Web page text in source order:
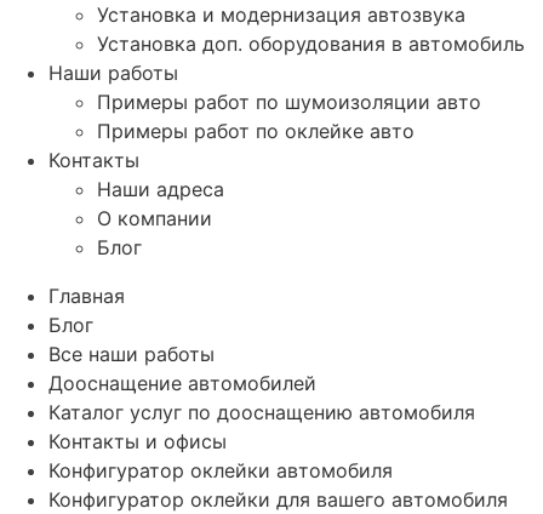
Установка и модернизация автозвука
Установка доп. оборудования в автомобиль
Наши работы
Примеры работ по шумоизоляции авто
Примеры работ по оклейке авто
Контакты
Наши адреса
О компании
Блог
Главная
Блог
Все наши работы
Дооснащение автомобилей
Каталог услуг по дооснащению автомобиля
Контакты и офисы
Конфигуратор оклейки автомобиля
Конфигуратор оклейки для вашего автомобиля